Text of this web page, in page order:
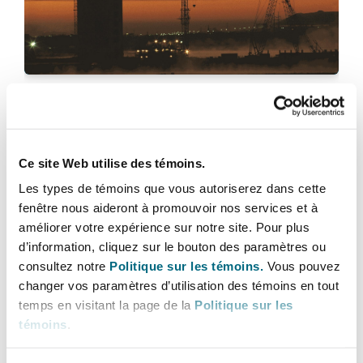
Ce site Web utilise des témoins.
Les types de témoins que vous autoriserez dans cette
fenêtre nous aideront à promouvoir nos services et à
améliorer votre expérience sur notre site. Pour plus
d’information, cliquez sur le bouton des paramètres ou
consultez notre Politique sur les témoins. Vous pouvez
changer vos paramètres d’utilisation des témoins en tout
temps en visitant la page de la Politique sur les
témoins.
Entretien, réparation et
Droit aérien commercial
Droit réglementaire
Satellites et espace
Couverture d’assurance
Droit maritime
Responsabilité du fabricant
produits
Assurance biens
Bator
York
County
The St Botolph Building
Bulletins
When can a contractor terminate a JCT
5 septembre 2024
When may an adjudicator’s decision upholding the